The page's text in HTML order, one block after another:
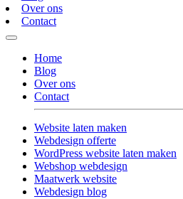
Over ons
Contact
Home
Blog
Over ons
Contact
Website laten maken
Webdesign offerte
WordPress website laten maken
Webshop webdesign
Maatwerk website
Webdesign blog